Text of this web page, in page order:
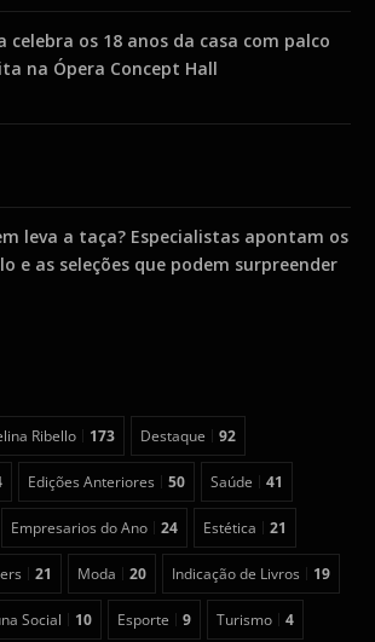
celebra os 18 anos da casa com palco
na Ópera Concept Hall
leva a taça? Especialistas apontam os
e as seleções que podem surpreender
Ribello 173 Destaque 92
Edições Anteriores 50 Saúde 41
Empresarios do Ano 24 Estética 21
21 Moda 20 Indicação de Livros 19
Social 10 Esporte 9 Turismo 4